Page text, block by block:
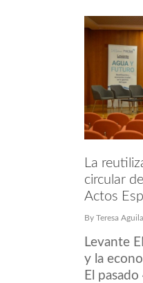
La
circular
Actos
By Teresa
Levante
y la
El